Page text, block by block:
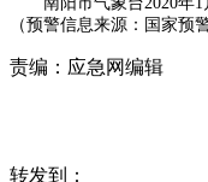
（预警信息来源：国家预
责编： 应急网编辑
转发到：